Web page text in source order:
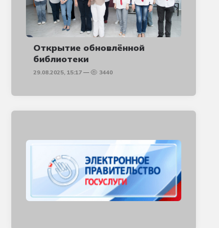
Открытие обновлённой
библиотеки
29.08.2025, 15:17 3440